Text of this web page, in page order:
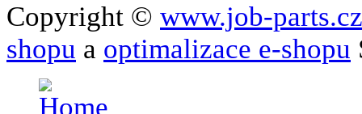
Copyright © www.job-parts.cz
shopu a optimalizace e-shopu